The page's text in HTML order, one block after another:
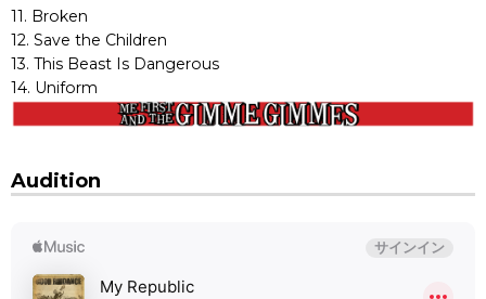
11. Broken
12. Save the Children
13. This Beast Is Dangerous
14. Uniform
Audition